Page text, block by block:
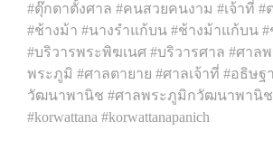
#ตุ๊กตาตั้งศาล #คนสวยคนงาม #เจ้าที่ #
#ช้างม้า #นางรำแก้บน #ช้างม้าแก้บน
#บริวารพระพิฆเนศ #บริวารศาล #ศาล
พระภูมิ #ศาลตายาย #ศาลเจ้าที่ #อธิษ
วัฒนาพานิช #ศาลพระภูมิกวัฒนาพานิช
#korwattana #korwattanapanich